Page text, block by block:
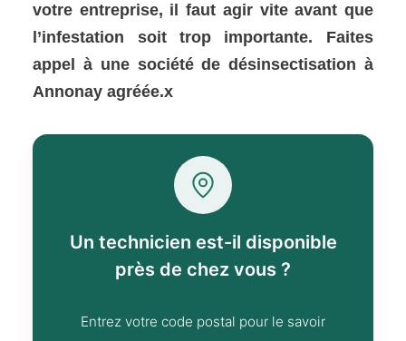
votre entreprise, il faut agir vite avant que
l’infestation soit trop importante. Faites
appel à une société de désinsectisation à
Annonay agréée.x
Un technicien est-il disponible
près de chez vous ?
Entrez votre code postal pour le savoir